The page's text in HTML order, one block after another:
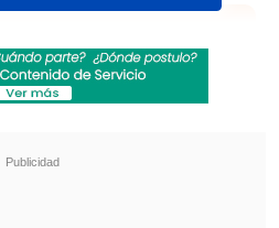
la renovación de Vinicius
quiero nada, ya está'